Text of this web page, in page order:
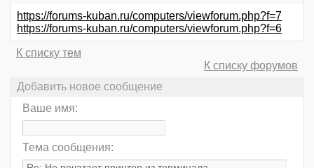
https://forums-kuban.ru/computers/viewforum.php?f=7
https://forums-kuban.ru/computers/viewforum.php?f=6
К списку тем
К списку форумов
Добавить новое сообщение
Ваше имя:
Тема сообщения: